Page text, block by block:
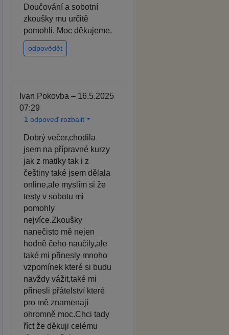
Doučování a sobotní
zkoušky mu určitě
pomohli. Moc děkujeme.
odpovědět
Ivan Pokovba – 16.5.2025
07:29
1 odpoveď rozbalit
Dobrý večer,chodila
jsem na přípravné kurzy
jak z matiky tak i z
češtiny také jsem dělala
online,ale myslím si že
testy v sobotu mi
pomohly
nejvíce.Zkoušky
nanečisto mě nejen
hodně čeho naučily,ale
také mi přinesly mnoho
vzpomínek které si budu
navždy vážit,také mi
přinesli přátelství které
pro mě znamenají
ohromně moc.Chci tady
říct že děkuji celému